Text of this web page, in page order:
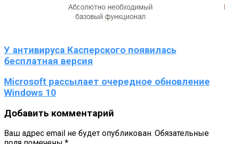
У антивируса Касперского появилась
бесплатная версия
Microsoft рассылает очередное обновление
Windows 10
Добавить комментарий
Ваш адрес email не будет опубликован. Обязательные